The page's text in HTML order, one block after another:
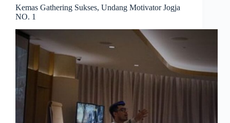
Kemas Gathering Sukses, Undang Motivator Jogja
NO. 1